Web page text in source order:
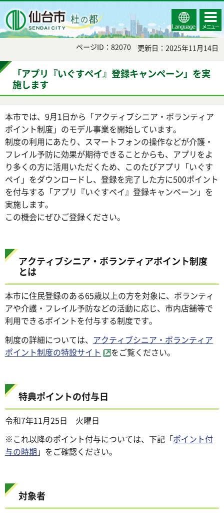
Select
Language
コンテ
ンツメ
ニュー
ページID：82070 更新日：2025年11月14日
「アプリ『いぐすペイ』登録キャンペーン」を実
施します
本市では、9月1日から「アクティブシニア・ボランティア
ポイント制度」のモデル事業を開始しています。
制度の利用にあたり、スマートフォンの操作などが介護・
フレイル予防に効果が期待できることからも、アプリをよ
り多くの方に活用いただくため、このたびアプリ「いぐす
ペイ」をダウンロードし、登録を完了した方に500ポイント
を付与する「アプリ『いぐすペイ』登録キャンペーン」を
実施します。
この機会にぜひご登録ください。
アクティブシニア・ボランティアポイント制度
とは
本市に住民登録のある65歳以上の方を対象に、ボランティ
アや介護・フレイル予防などの活動に応じ、市内店舗等で
利用できるポイントを付与する制度です。
制度の詳細については、 アクティブシニア・ボランティア
ポイント制度の特設サイト
をご覧ください。
特典ポイントの付与日
令和7年11月25日 火曜日
※これ以降のポイント付与については、下記「ポイント付
与の時期 」をご確認ください。
対象者